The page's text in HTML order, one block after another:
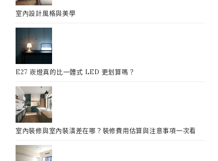
室內設計風格與美學
E27 崁燈真的比一體式 LED 更划算嗎？
室內裝修與室內裝潢差在哪？裝修費用估算與注意事項一次看